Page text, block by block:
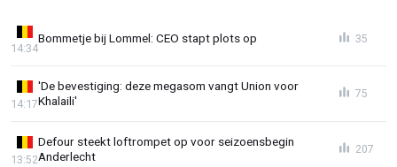
Bommetje bij Lommel: CEO stapt plots op
14:34
35
'De bevestiging: deze megasom vangt Union voor
Khalaili'
14:17
75
Defour steekt loftrompet op voor seizoensbegin
Anderlecht
13:52
207